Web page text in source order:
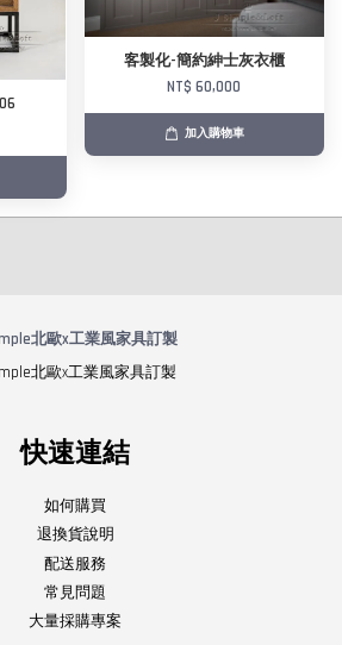
客製化-簡約紳士灰衣櫃
NT$ 60,000
加入購物車
北歐x工業風家具訂製
北歐x工業風家具訂製
快速連結
如何購買
退換貨說明
配送服務
常見問題
大量採購專案